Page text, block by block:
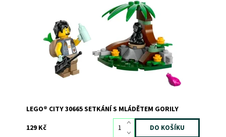
Dostupnost:
>3
12821
Značka:
LEGO
LEGO® CITY 30665 SETKÁNÍ S MLÁDĚTEM GORILY
129 Kč